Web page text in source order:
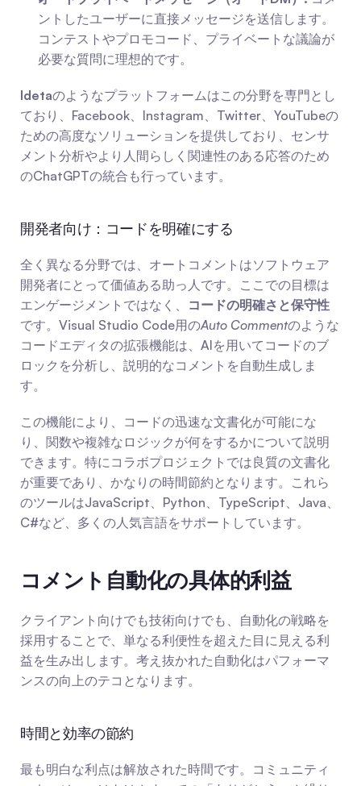
ントしたユーザーに直接メッセージを送信します。
コンテストやプロモコード、プライベートな議論が
必要な質問に理想的です。
Idetaのようなプラットフォームはこの分野を専門とし
ており、Facebook、Instagram、Twitter、YouTubeの
ための高度なソリューションを提供しており、センサ
メント分析やより人間らしく関連性のある応答のため
のChatGPTの統合も行っています。
開発者向け：コードを明確にする
全く異なる分野では、オートコメントはソフトウェア
開発者にとって価値ある助っ人です。ここでの目標は
エンゲージメントではなく、 コードの明確さと保守性
です。Visual Studio Code用のAuto Commentのような
コードエディタの拡張機能は、AIを用いてコードのブ
ロックを分析し、説明的なコメントを自動生成しま
す。
この機能により、コードの迅速な文書化が可能にな
り、関数や複雑なロジックが何をするかについて説明
できます。特にコラボプロジェクトでは良質の文書化
が重要であり、かなりの時間節約となります。これら
のツールはJavaScript、Python、TypeScript、Java、
C#など、多くの人気言語をサポートしています。
コメント自動化の具体的利益
クライアント向けでも技術向けでも、自動化の戦略を
採用することで、単なる利便性を超えた目に見える利
益を生み出します。考え抜かれた自動化はパフォーマ
ンスの向上のテコとなります。
時間と効率の節約
最も明白な利点は解放された時間です。コミュニティ